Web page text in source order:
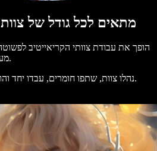
Speechify Studio מתאים לכל גודל של צוות
מעסק בודד ועד צוותים ארגוניים.
נהלו צוות, שתפו חומרים, עבדו יחד והוציאו פרויקטים מהר מאי פעם.